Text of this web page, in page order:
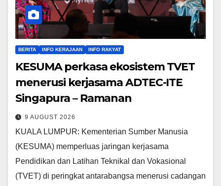
BERITA INFO KERAJAAN INFO RAKYAT
KESUMA perkasa ekosistem TVET
menerusi kerjasama ADTEC-ITE
Singapura – Ramanan
9 AUGUST 2026
KUALA LUMPUR: Kementerian Sumber Manusia
(KESUMA) memperluas jaringan kerjasama
Pendidikan dan Latihan Teknikal dan Vokasional
(TVET) di peringkat antarabangsa menerusi cadangan